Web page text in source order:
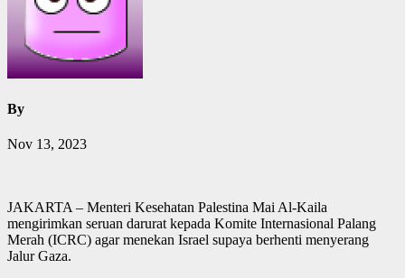
By
Nov 13, 2023
JAKARTA – Menteri Kesehatan Palestina Mai Al-Kaila
mengirimkan seruan darurat kepada Komite Internasional Palang
Merah (ICRC) agar menekan Israel supaya berhenti menyerang
Jalur Gaza.